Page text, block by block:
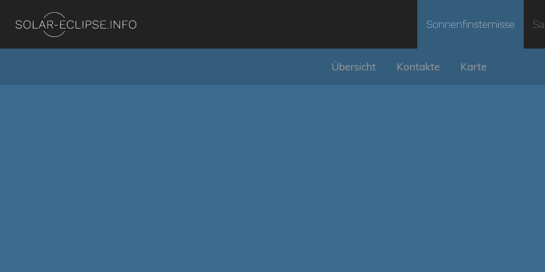
Sonnenfinsternisse
Übersicht Kontakte Karte